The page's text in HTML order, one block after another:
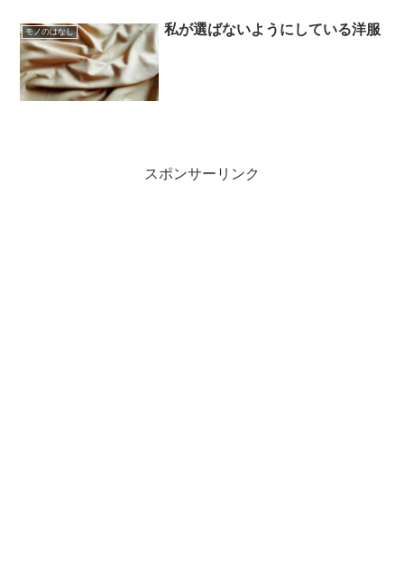
モノのはなし 私が選ばないようにしている洋服
スポンサーリンク